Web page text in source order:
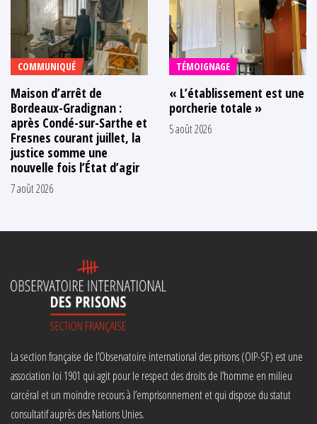
COMMUNIQUÉ
Maison d’arrêt de
Bordeaux-Gradignan :
après Condé-sur-Sarthe et
Fresnes courant juillet, la
justice somme une
nouvelle fois l’État d’agir
7 août 2026
TÉMOIGNAGE
« L’établissement est une
porcherie totale »
5 août 2026
La section française de l’Observatoire international des prisons (OIP-SF) est une
association loi 1901 qui agit pour le respect des droits de l’homme en milieu
carcéral et un moindre recours à l’emprisonnement et qui dispose du statut
consultatif auprès des Nations Unies.